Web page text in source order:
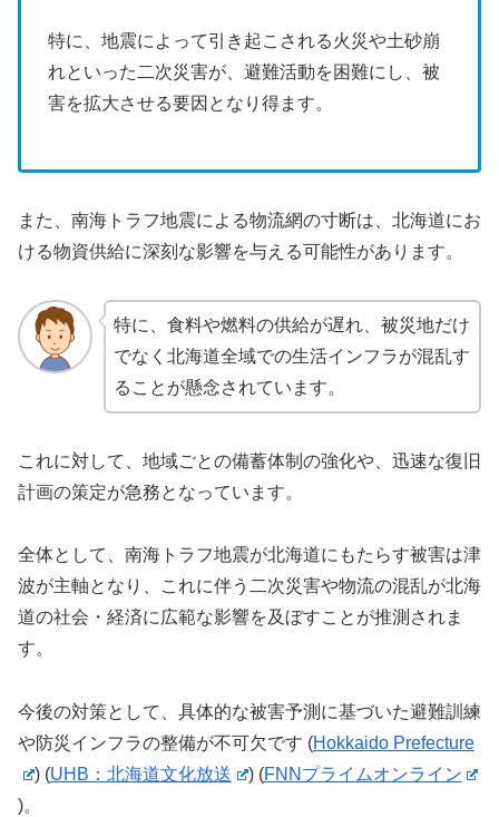
特に、地震によって引き起こされる火災や土砂崩
れといった二次災害が、避難活動を困難にし、被
害を拡大させる要因となり得ます。
また、南海トラフ地震による物流網の寸断は、北海道にお
ける物資供給に深刻な影響を与える可能性があります。
特に、食料や燃料の供給が遅れ、被災地だけ
でなく北海道全域での生活インフラが混乱す
ることが懸念されています。
これに対して、地域ごとの備蓄体制の強化や、迅速な復旧
計画の策定が急務となっています。
全体として、南海トラフ地震が北海道にもたらす被害は津
波が主軸となり、これに伴う二次災害や物流の混乱が北海
道の社会・経済に広範な影響を及ぼすことが推測されま
す。
今後の対策として、具体的な被害予測に基づいた避難訓練
や防災インフラの整備が不可欠です​ (Hokkaido Prefecture
)(UHB：北海道文化放送 )(FNNプライムオンライン
)。